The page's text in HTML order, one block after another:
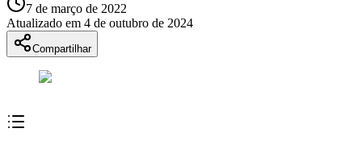
7 de março de 2022
Atualizado em 4 de outubro de 2024
Compartilhar